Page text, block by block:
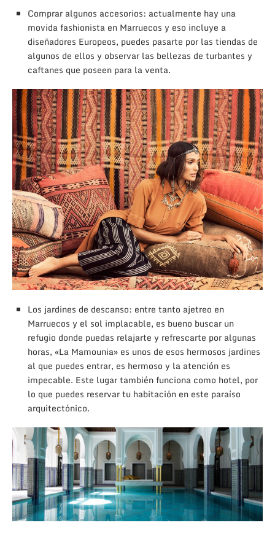
Comprar algunos accesorios: actualmente hay una
movida fashionista en Marruecos y eso incluye a
diseñadores Europeos, puedes pasarte por las tiendas de
algunos de ellos y observar las bellezas de turbantes y
caftanes que poseen para la venta.
Los jardines de descanso: entre tanto ajetreo en
Marruecos y el sol implacable, es bueno buscar un
refugio donde puedas relajarte y refrescarte por algunas
horas, «La Mamounia» es unos de esos hermosos jardines
al que puedes entrar, es hermoso y la atención es
impecable. Este lugar también funciona como hotel, por
lo que puedes reservar tu habitación en este paraíso
arquitectónico.